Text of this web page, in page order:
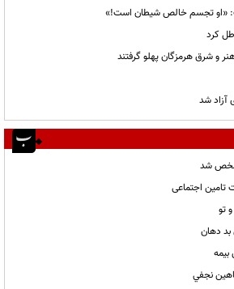
«او تجسم خالص شیطان است!»
کرد
شد
تامین اجتماعی
تو
بیمه
نجفي